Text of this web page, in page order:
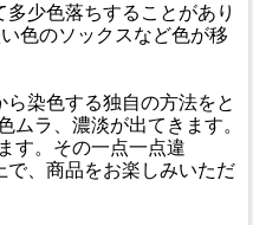
少色落ちすることがあり
色のソックスなど色が移
染色する独自の方法をと
ムラ、濃淡が出てきます。
す。その一点一点違
で、商品をお楽しみいただ